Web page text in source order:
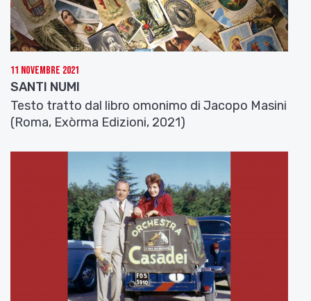
11 Novembre 2021
SANTI NUMI
Testo tratto dal libro omonimo di Jacopo Masini
(Roma, Exòrma Edizioni, 2021)